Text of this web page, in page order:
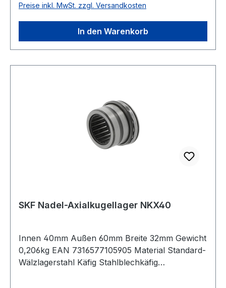
einseitig wirkend Schmierung für Fettschmierung
Preise inkl. MwSt. zzgl. Versandkosten
In den Warenkorb
SKF Nadel-Axialkugellager NKX40
Innen 40mm Außen 60mm Breite 32mm Gewicht
0,206kg EAN 7316577105905 Material Standard-
Wälzlagerstahl Käfig Stahlblechkäfig